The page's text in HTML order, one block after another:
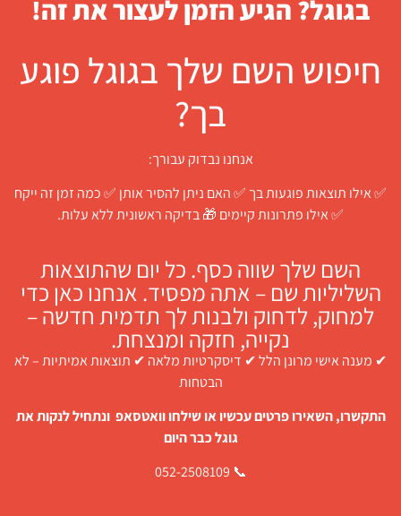
בגוגל? הגיע הזמן לעצור את זה!
חיפוש השם שלך בגוגל פוגע
בך?
אנחנו נבדוק עבורך:
✅ אילו תוצאות פוגעות בך ✅ האם ניתן להסיר אותן ✅ כמה זמן זה ייקח
✅ אילו פתרונות קיימים 🎁 בדיקה ראשונית ללא עלות.
השם שלך שווה כסף. כל יום שהתוצאות
השליליות שם – אתה מפסיד. אנחנו כאן כדי
למחוק, לדחוק ולבנות לך תדמית חדשה –
נקייה, חזקה ומנצחת.
✔ מענה אישי מרונן הלל ✔ דיסקרטיות מלאה ✔ תוצאות אמיתיות – לא
הבטחות
התקשרו, השאירו פרטים עכשיו או שילחו וואטסאפ ונתחיל לנקות את
גוגל כבר היום
📞 052-2508109